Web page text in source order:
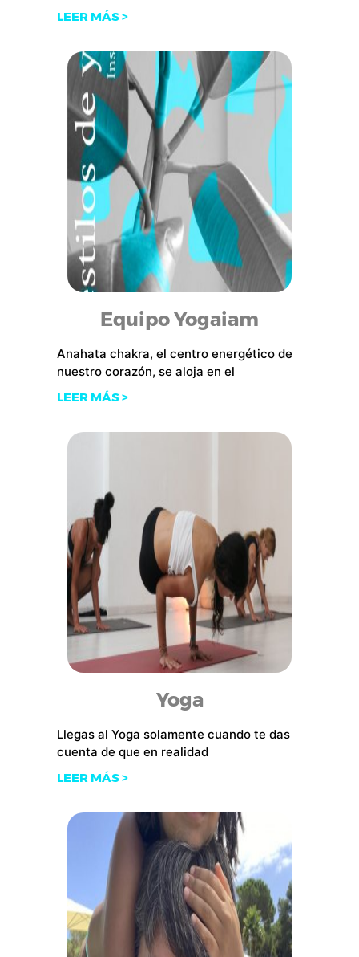
LEER MÁS >
Equipo Yogaiam
Anahata chakra, el centro energético de
nuestro corazón, se aloja en el
LEER MÁS >
Yoga
Llegas al Yoga solamente cuando te das
cuenta de que en realidad
LEER MÁS >